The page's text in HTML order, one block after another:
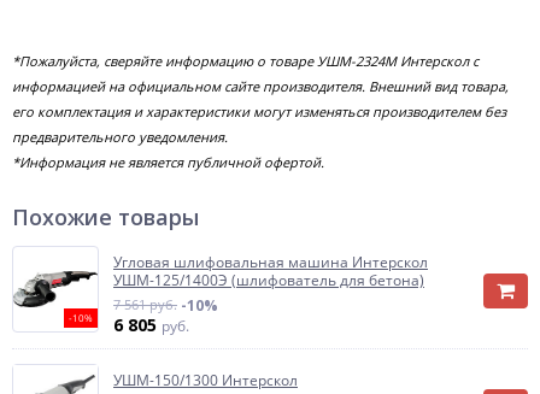
*Пожалуйста, сверяйте информацию о товаре УШМ-2324М Интерскол с
информацией на официальном сайте производителя. Внешний вид товара,
его комплектация и характеристики могут изменяться производителем без
предварительного уведомления.
*Информация не является публичной офертой.
Похожие товары
-10%
Угловая шлифовальная машина Интерскол
УШМ-125/1400Э (шлифователь для бетона)
7 561 руб. -10%
6 805 руб.
УШМ-150/1300 Интерскол